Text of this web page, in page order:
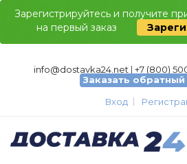
Зарегистрируйтесь и получите
на первый заказ
info@dostavka24.net | +7 (800)
Заказать обратный
Вход